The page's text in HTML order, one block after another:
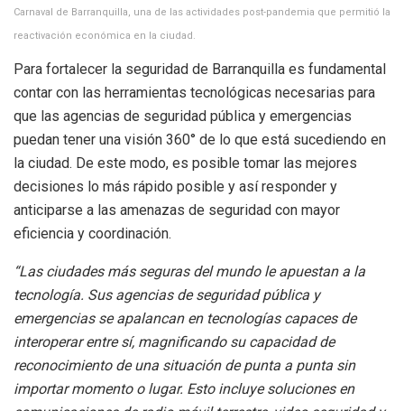
Carnaval de Barranquilla, una de las actividades post-pandemia que permitió la
reactivación económica en la ciudad.
Para fortalecer la seguridad de Barranquilla es fundamental
contar con las herramientas tecnológicas necesarias para
que las agencias de seguridad pública y emergencias
puedan tener una visión 360° de lo que está sucediendo en
la ciudad. De este modo, es posible tomar las mejores
decisiones lo más rápido posible y así responder y
anticiparse a las amenazas de seguridad con mayor
eficiencia y coordinación.
“Las ciudades más seguras del mundo leapuestan a la
tecnología. Sus agencias de seguridad pública y
emergencias se apalancan en tecnologías capaces de
interoperar entre sí, magnificando su capacidad de
reconocimiento de una situación de punta a punta sin
importar momento o lugar. Esto incluye soluciones en